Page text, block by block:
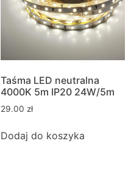
Taśma LED neutralna
4000K 5m IP20 24W/5m
29.00 zł
Dodaj do koszyka